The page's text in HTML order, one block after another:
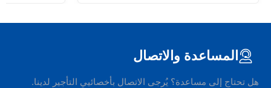
المساعدة والاتصال
هل تحتاج إلى مساعدة؟ يُرجى الاتصال بأخصائيي التأجير لدينا.